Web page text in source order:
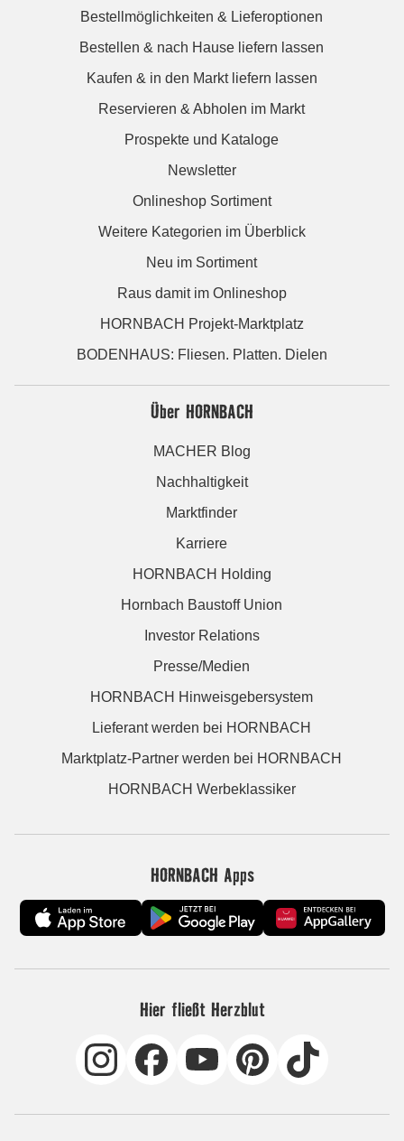
Bestellmöglichkeiten & Lieferoptionen
Bestellen & nach Hause liefern lassen
Kaufen & in den Markt liefern lassen
Reservieren & Abholen im Markt
Prospekte und Kataloge
Newsletter
Onlineshop Sortiment
Weitere Kategorien im Überblick
Neu im Sortiment
Raus damit im Onlineshop
HORNBACH Projekt-Marktplatz
BODENHAUS: Fliesen. Platten. Dielen
Über HORNBACH
MACHER Blog
Nachhaltigkeit
Marktfinder
Karriere
HORNBACH Holding
Hornbach Baustoff Union
Investor Relations
Presse/Medien
HORNBACH Hinweisgebersystem
Lieferant werden bei HORNBACH
Marktplatz-Partner werden bei HORNBACH
HORNBACH Werbeklassiker
HORNBACH Apps
Hier fließt Herzblut